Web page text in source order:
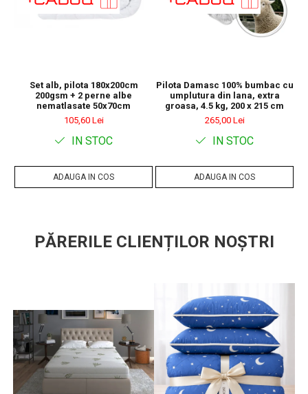
Eticheta Oeko-Tex®indica utilizatorilor finali interesati beneficiile
suplimentare ale sigurantei testate pentru imbracamintea
prietenoasa cu pielea si alte materiale textile. In acest fel, eticheta de
cand achizitionati produse textile.
textile responsabil – de la materia prima la produsul finit pe rafturile
magazinelor.
Set alb, pilota 180x200cm
200gsm + 2 perne albe
nematlasate 50x70cm
105,60 Lei
IN STOC
ADAUGA IN COS
Pilota Damasc 100% bumbac cu
umplutura din lana, extra
groasa, 4.5 kg, 200 x 215 cm
265,00 Lei
IN STOC
ADAUGA IN COS
PĂRERILE CLIENȚILOR NOȘTRI